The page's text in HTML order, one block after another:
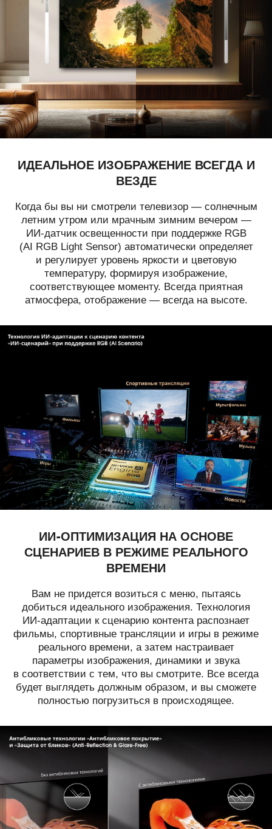
ИДЕАЛЬНОЕ ИЗОБРАЖЕНИЕ ВСЕГДА И
ВЕЗДЕ
Когда бы вы ни смотрели телевизор — солнечным
летним утром или мрачным зимним вечером —
ИИ-датчик освещенности при поддержке RGB
(AI RGB Light Sensor) автоматически определяет
и регулирует уровень яркости и цветовую
температуру, формируя изображение,
соответствующее моменту. Всегда приятная
атмосфера, отображение — всегда на высоте.
ИИ-ОПТИМИЗАЦИЯ НА ОСНОВЕ
СЦЕНАРИЕВ В РЕЖИМЕРЕАЛЬНОГО
ВРЕМЕНИ
Вам не придется возиться с меню, пытаясь
добиться идеального изображения. Технология
ИИ-адаптации к сценарию контента распознает
фильмы, спортивные трансляции и игры в режиме
реального времени, а затем настраивает
параметры изображения, динамики и звука
в соответствии с тем, что вы смотрите. Все всегда
будет выглядеть должным образом, и вы сможете
полностью погрузиться в происходящее.